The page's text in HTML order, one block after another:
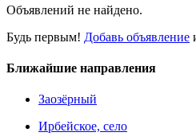
Объявлений не найдено.
Будь первым! Добавь объявление
Ближайшие направления
Заозёрный
Ирбейское, село